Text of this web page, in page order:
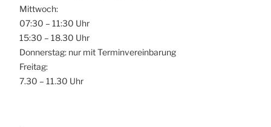
Mittwoch:
07:30 – 11:30 Uhr
15:30 – 18.30 Uhr
Donnerstag: nur mit Terminvereinbarung
Freitag:
7.30 – 11.30 Uhr